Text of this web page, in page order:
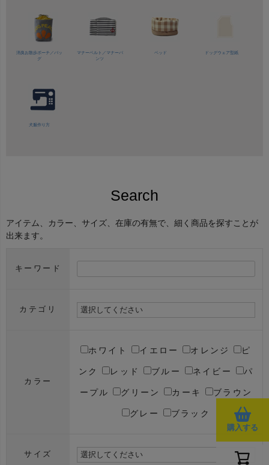
購入する
消臭お散歩ポーチ／バッ
グ
マナーベルト／ マナーパ
ンツ
ベッド ドッグウェア型紙
犬服作り方
Search
アイテム、カラー、サイズ、在庫の有無で、細く商品を探すことが
出来ます。
キーワード
カテゴリ
カラー
ホワイト イエロー オレンジ ピ
ンク レッド ブルー ネイビー パ
ープル グリーン カーキ ブラウン
グレー ブラック
サイズ